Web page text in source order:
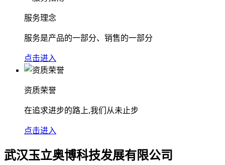
服务理念
服务是产品的一部分、销售的一部分
点击进入
资质荣誉
在追求进步的路上,我们从未止步
点击进入
武汉玉立奥博科技发展有限公司